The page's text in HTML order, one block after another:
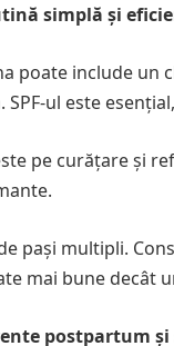
simplă și
poate include un
SPF-ul este
pe curățare și
pași multipli.
mai bune decât
postpartum